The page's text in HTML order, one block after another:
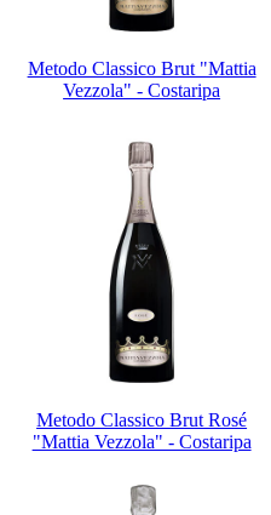
Metodo Classico Brut "Mattia
Vezzola" - Costaripa
Metodo Classico Brut Rosé
"Mattia Vezzola" - Costaripa